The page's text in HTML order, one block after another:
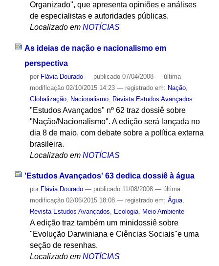
Organizado", que apresenta opiniões e análises
de especialistas e autoridades públicas.
Localizado em NOTÍCIAS
As ideias de nação e nacionalismo em
perspectiva
por Flávia Dourado — publicado07/04/2008 — última
modificação02/10/2015 14:23 — registrado em: Nação,
Globalização, Nacionalismo, Revista Estudos Avançados
"Estudos Avançados" nº 62 traz dossiê sobre
"Nação/Nacionalismo". A edição será lançada no
dia 8 de maio, com debate sobre a política externa
brasileira.
Localizado em NOTÍCIAS
'Estudos Avançados' 63 dedica dossiê à água
por Flávia Dourado — publicado11/08/2008 — última
modificação02/06/2015 18:08 — registrado em: Água,
Revista Estudos Avançados, Ecologia, Meio Ambiente
A edição traz também um minidossiê sobre
"Evolução Darwiniana e Ciências Sociais"e uma
seção de resenhas.
Localizado em NOTÍCIAS